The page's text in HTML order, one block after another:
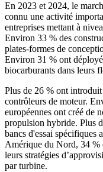
En 2023 et 2024, le
connu une activité
entreprises mettant à
Environ 33 % des
plates-formes de
Environ 31 % ont
biocarburants dans leurs
Plus de 26 % ont
contrôleurs de moteur.
européennes ont créé de
propulsion hybride. Plus
bancs d'essai spécifiques
Amérique du Nord, 34 %
leurs stratégies
par turbine.